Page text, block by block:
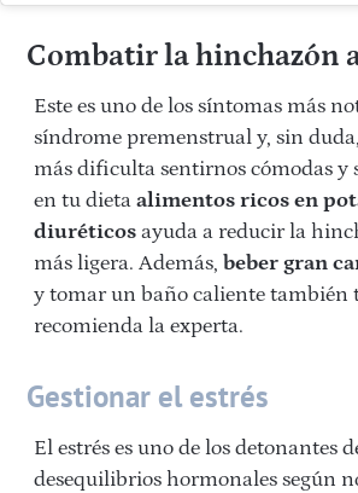
Combatir la hinchazón
Este es uno de los síntomas más
síndrome premenstrual y, sin
más dificulta sentirnos cómodas y
en tu dieta alimentos ricos en
diuréticos ayuda a reducir la
más ligera. Además, beber gran
y tomar un baño caliente también
recomienda la experta.
Gestionar el estrés
El estrés es uno de los detonantes
desequilibrios hormonales según